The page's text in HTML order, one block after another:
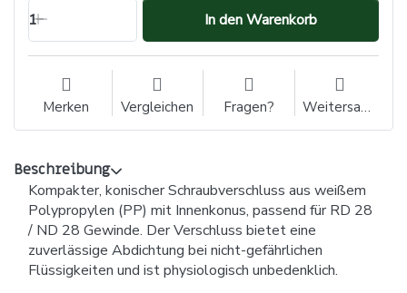
1 In den Warenkorb
Merken Vergleichen Fragen? Weitersagen
Beschreibung
Kompakter, konischer Schraubverschluss aus weißem
Polypropylen (PP) mit Innenkonus, passend für RD 28
/ ND 28 Gewinde. Der Verschluss bietet eine
zuverlässige Abdichtung bei nicht-gefährlichen
Flüssigkeiten und ist physiologisch unbedenklich.